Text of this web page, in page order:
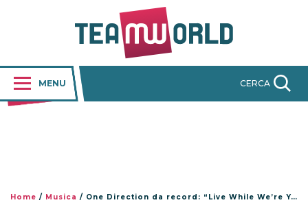
MENU CERCA
Home / Musica / One Direction da record: “Live While We’re Young” supera 8 milioni di visualizzazioni nelle prime 24 ore